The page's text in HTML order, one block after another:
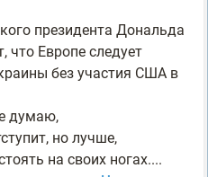
президента Дональда
что Европе следует
без участия США в
думаю,
но лучше,
на своих ногах....